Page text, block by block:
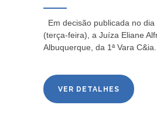
Em decisão publicada no dia
(terça-feira), a Juíza Eliane
Albuquerque, da 1ª Vara C&ia...
VER DETALHES